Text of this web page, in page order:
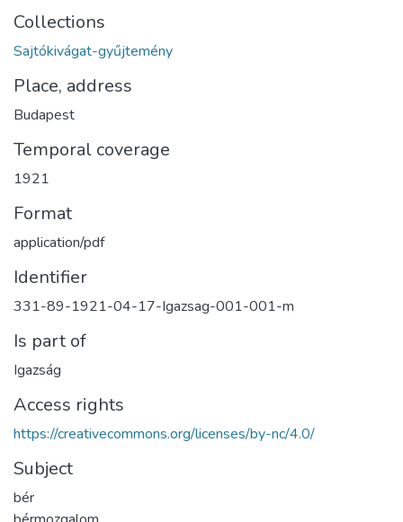
Collections
Sajtókivágat-gyűjtemény
Place, address
Budapest
Temporal coverage
1921
Format
application/pdf
Identifier
331-89-1921-04-17-Igazsag-001-001-m
Is part of
Igazság
Access rights
https://creativecommons.org/licenses/by-nc/4.0/
Subject
bér